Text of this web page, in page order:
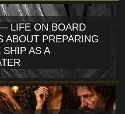
LIFE ON BOARD
ABOUT PREPARING
SHIP AS A